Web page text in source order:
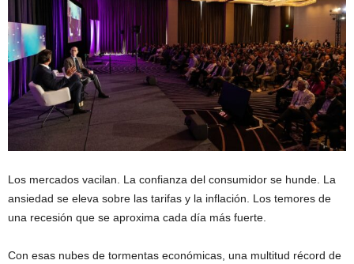
Los mercados vacilan. La confianza del consumidor se hunde. La
ansiedad se eleva sobre las tarifas y la inflación. Los temores de
una recesión que se aproxima cada día más fuerte.
Con esas nubes de tormentas económicas, una multitud récord de